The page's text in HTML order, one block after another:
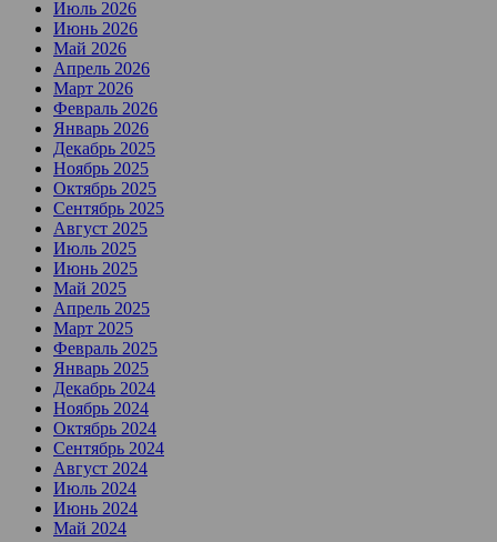
Июль 2026
Июнь 2026
Май 2026
Апрель 2026
Март 2026
Февраль 2026
Январь 2026
Декабрь 2025
Ноябрь 2025
Октябрь 2025
Сентябрь 2025
Август 2025
Июль 2025
Июнь 2025
Май 2025
Апрель 2025
Март 2025
Февраль 2025
Январь 2025
Декабрь 2024
Ноябрь 2024
Октябрь 2024
Сентябрь 2024
Август 2024
Июль 2024
Июнь 2024
Май 2024